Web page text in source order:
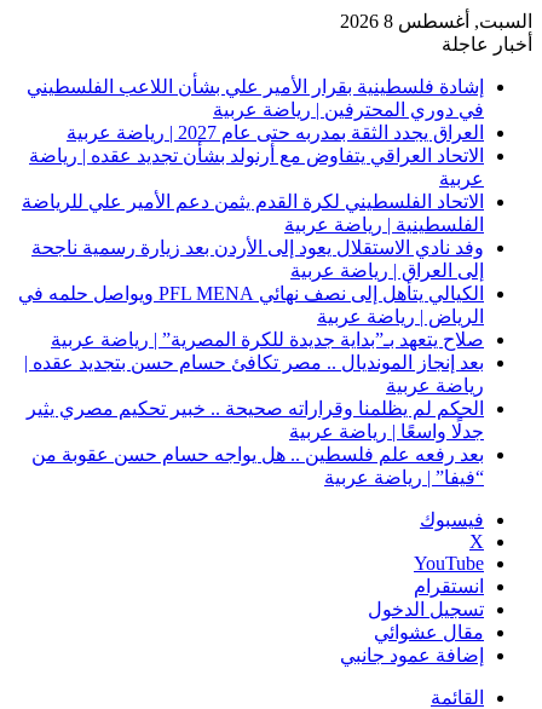
السبت, أغسطس 8 2026
أخبار عاجلة
إشادة فلسطينية بقرار الأمير علي بشأن اللاعب الفلسطيني
في دوري المحترفين | رياضة عربية
العراق يجدد الثقة بمدربه حتى عام 2027 | رياضة عربية
الاتحاد العراقي يتفاوض مع أرنولد بشأن تجديد عقده | رياضة
عربية
الاتحاد الفلسطيني لكرة القدم يثمن دعم الأمير علي للرياضة
الفلسطينية | رياضة عربية
وفد نادي الاستقلال يعود إلى الأردن بعد زيارة رسمية ناجحة
إلى العراق | رياضة عربية
الكيالي يتأهل إلى نصف نهائي PFL MENA ويواصل حلمه في
الرياض | رياضة عربية
صلاح يتعهد بـ”بداية جديدة للكرة المصرية” | رياضة عربية
بعد إنجاز المونديال .. مصر تكافئ حسام حسن بتجديد عقده |
رياضة عربية
الحكم لم يظلمنا وقراراته صحيحة .. خبير تحكيم مصري يثير
جدلًا واسعًا | رياضة عربية
بعد رفعه علم فلسطين .. هل يواجه حسام حسن عقوبة من
“فيفا” | رياضة عربية
فيسبوك
‫X
‫YouTube
انستقرام
تسجيل الدخول
مقال عشوائي
إضافة عمود جانبي
القائمة